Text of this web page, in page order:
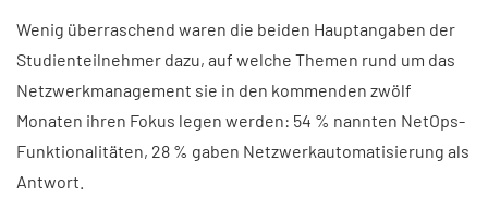
Wenig überraschend waren die beiden Hauptangaben der
Studienteilnehmer dazu, auf welche Themen rund um das
Netzwerkmanagement sie in den kommenden zwölf
Monaten ihren Fokus legen werden: 54 % nannten NetOps-
Funktionalitäten, 28 % gaben Netzwerkautomatisierung als
Antwort.